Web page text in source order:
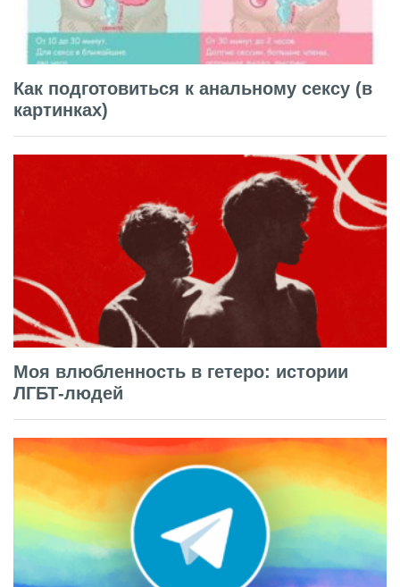
Как подготовиться к анальному сексу (в
картинках)
Моя влюбленность в гетеро: истории
ЛГБТ-людей